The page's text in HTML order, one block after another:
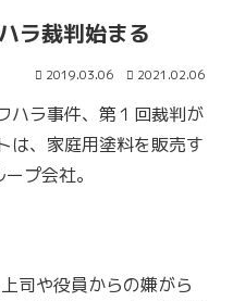
ラ裁判始まる
2019.03.06 2021.02.06
ハラ事件、第１回裁判が
は、家庭用塗料を販売す
プ会社。
司や役員からの嫌がら